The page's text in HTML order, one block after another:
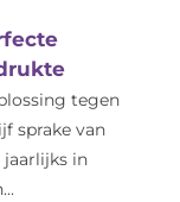
tegen
sprake van
jaarlijks in